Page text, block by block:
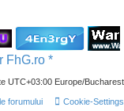
FhG.ro *
UTC+03:00 Europe/Bucharest
Cookie-Settings
forumului